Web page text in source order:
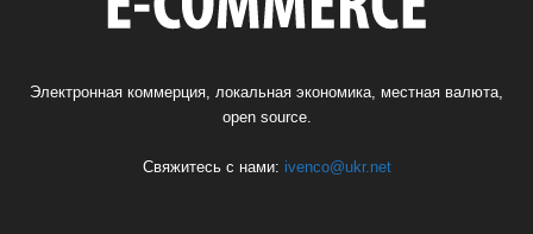
Электронная коммерция, локальная экономика, местная валюта,
open source.
Свяжитесь с нами: ivenco@ukr.net